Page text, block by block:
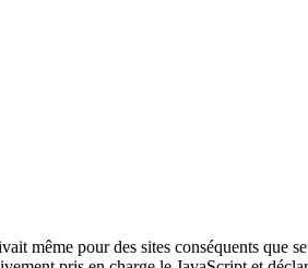
même pour des sites conséquents que